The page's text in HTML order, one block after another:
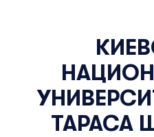
ТАРАСА